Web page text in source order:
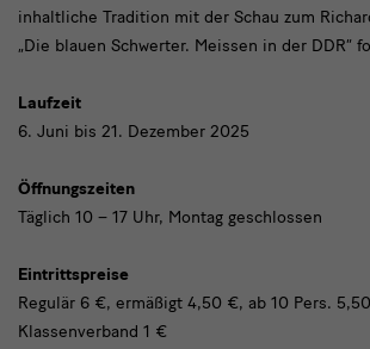
inhaltliche Tradition mit der Schau zum
„Die blauen Schwerter. Meissen in der DDR“
Laufzeit
6. Juni bis 21. Dezember 2025
Öffnungszeiten
Täglich 10 – 17 Uhr, Montag geschlossen
Eintrittspreise
Regulär 6 €, ermäßigt 4,50 €, ab 10 Pers.
Klassenverband 1 €